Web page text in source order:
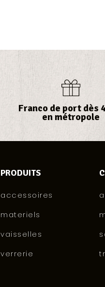
Franco de port dès
en métropole
PRODUITS
accessoires
materiels
vaisselles
verrerie